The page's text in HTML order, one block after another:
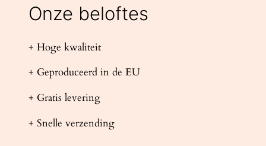
Onze beloftes
+ Hoge kwaliteit
+ Geproduceerd in de EU
+ Gratis levering
+ Snelle verzending